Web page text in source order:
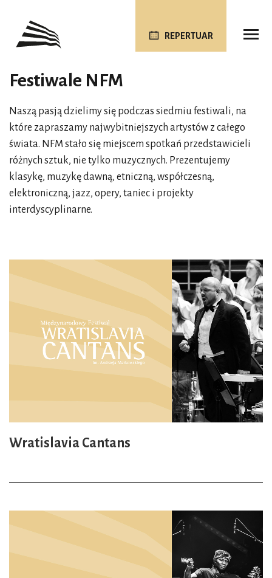
REPERTUAR
Festiwale NFM
Naszą pasją dzielimy się podczas siedmiu festiwali, na
które zapraszamy najwybitniejszych artystów z całego
świata. NFM stało się miejscem spotkań przedstawicieli
różnych sztuk, nie tylko muzycznych. Prezentujemy
klasykę, muzykę dawną, etniczną, współczesną,
elektroniczną, jazz, opery, taniec i projekty
interdyscyplinarne.
Wratislavia Cantans